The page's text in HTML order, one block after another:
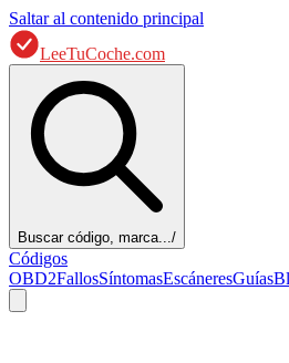
Saltar al contenido principal
LeeTuCoche.com
Buscar código, marca.../
Códigos
OBD2FallosSíntomasEscáneresGuías